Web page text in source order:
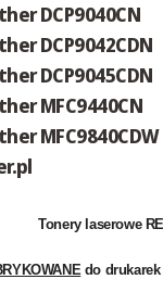
DCP9040CN
DCP9042CDN
DCP9045CDN
MFC9440CN
MFC9840CDW
Tonery laserowe
do